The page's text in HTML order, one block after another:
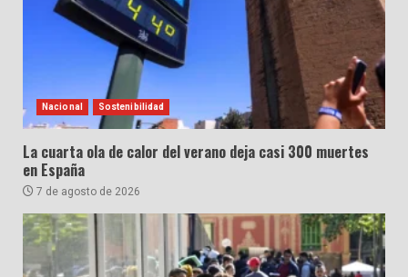
Nacional Sostenibilidad
La cuarta ola de calor del verano deja casi 300 muertes
en España
7 de agosto de 2026